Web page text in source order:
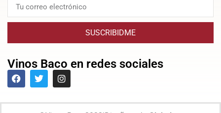
SUSCRIBIDME
Vinos Baco en redes sociales